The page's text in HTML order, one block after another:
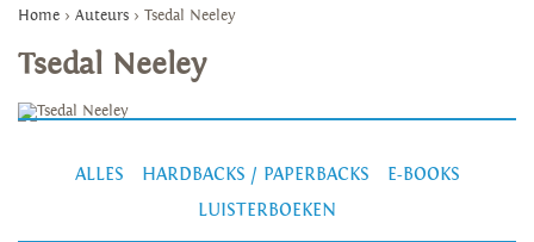
Home > Auteurs > Tsedal Neeley
Tsedal Neeley
ALLES HARDBACKS / PAPERBACKS
E-BOOKS
LUISTERBOEKEN